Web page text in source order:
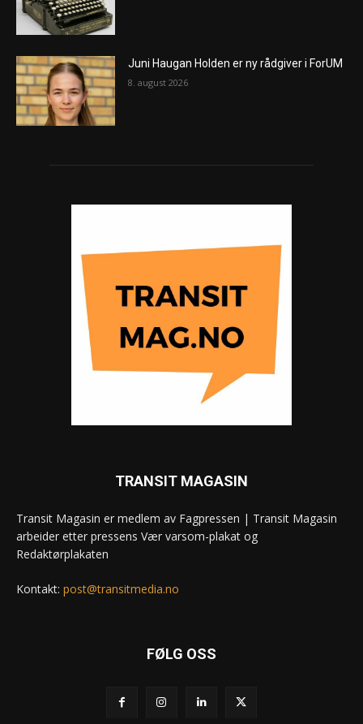
Juni Haugan Holden er ny rådgiver i ForUM
8. august 2026
TRANSIT MAGASIN
Transit Magasin er medlem av Fagpressen | Transit Magasin
arbeider etter pressens Vær varsom-plakat og
Redaktørplakaten
Kontakt: post@transitmedia.no
FØLG OSS